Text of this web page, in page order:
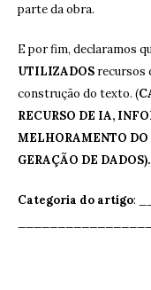
parte da obra.
E por fim, declaramos
UTILIZADOS recursos
construção do texto. (
RECURSO DE IA,
MELHORAMENTO
GERAÇÃO DE DADOS).
Categoria do artigo: